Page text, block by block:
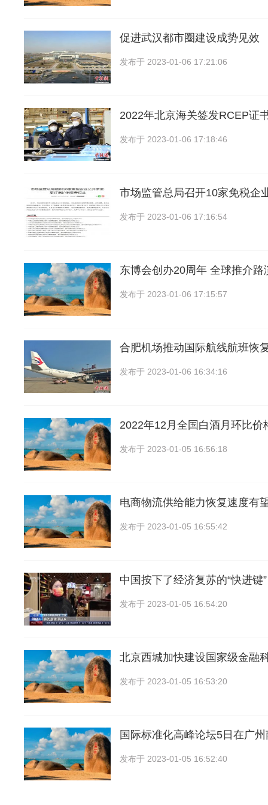
促进武汉都市圈建设成势见效
发布于 2023-01-06 17:21:06
2022年北京海关签发RCEP证
发布于 2023-01-06 17:18:46
市场监管总局召开10家免税企
发布于 2023-01-06 17:16:54
东博会创办20周年 全球推介路
发布于 2023-01-06 17:15:57
合肥机场推动国际航线航班恢
发布于 2023-01-06 16:34:16
2022年12月全国白酒月环比价
发布于 2023-01-05 16:56:18
电商物流供给能力恢复速度有
发布于 2023-01-05 16:55:42
中国按下了经济复苏的“快进键
发布于 2023-01-05 16:54:20
北京西城加快建设国家级金融
发布于 2023-01-05 16:53:20
国际标准化高峰论坛5日在广
发布于 2023-01-05 16:52:40